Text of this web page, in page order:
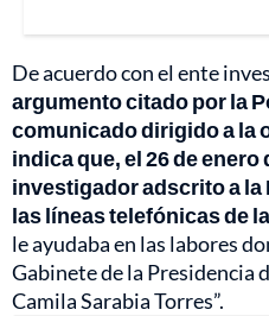
De acuerdo con el ente
argumento citado por la
comunicado dirigido a la
indica que, el 26 de enero
investigador adscrito a
las líneas telefónicas de
le ayudaba en las labores
Gabinete de la Presidencia
Camila Sarabia Torres”.